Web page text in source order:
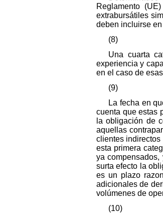
Reglamento
extrabursátiles
deben incluirse
(8)
Una cuarta
experiencia y
en el caso de
(9)
La fecha en
cuenta que estas
la obligación de
aquellas
clientes
esta primera
ya
surta efecto la
es un plazo
adicionales de
volúmenes de
(10)